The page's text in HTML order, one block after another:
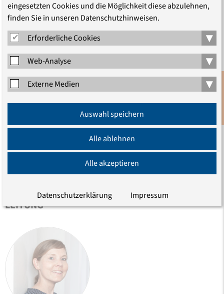
Hauptstadt.
PROGRAMM
TEILEN
LEITUNG
Anmeldung
eingesetzten Cookies und die Möglichkeit diese abzulehnen,
finden Sie in unseren Datenschutzhinweisen.
Erforderliche Cookies
▾
Web-Analyse ▾
Externe Medien ▾
Auswahl speichern
Alle ablehnen
Alle akzeptieren
Datenschutzerklärung Impressum